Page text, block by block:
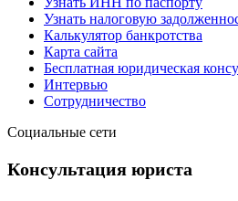
Узнать налоговую
Калькулятор банкротства
Карта сайта
Бесплатная юридическая
Интервью
Сотрудничество
Социальные сети
Консультация юриста